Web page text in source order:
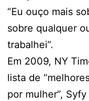
“Eu ouço mais
sobre qualquer
trabalhei”.
Em 2009, NY
lista de
por mulher”,